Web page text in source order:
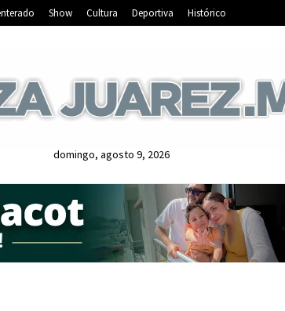
Show Cultura Deportiva Histórico
domingo, agosto 9, 2026